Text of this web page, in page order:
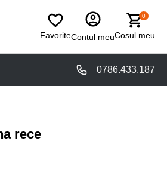
FavoriteContul meu
0
Cosul meu
0786.433.187
rece